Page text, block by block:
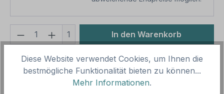
Produkt Anzahl: Gib den
1 In den Warenkorb
Produktnummer:SH15997.1
Vorlagenummer: TX-A-357
Diese Website verwendet Cookies, um Ihnen die
bestmögliche Funktionalität bieten zu können...
Mehr Informationen.